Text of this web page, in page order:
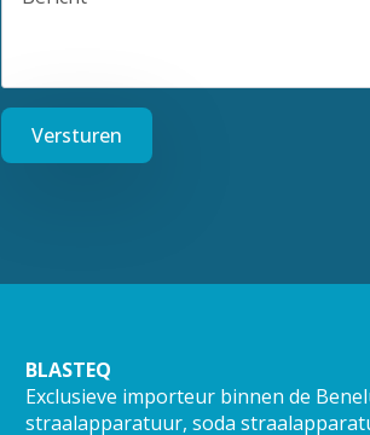
Versturen
BLASTEQ
Exclusieve importeur binnen de
straalapparatuur, soda